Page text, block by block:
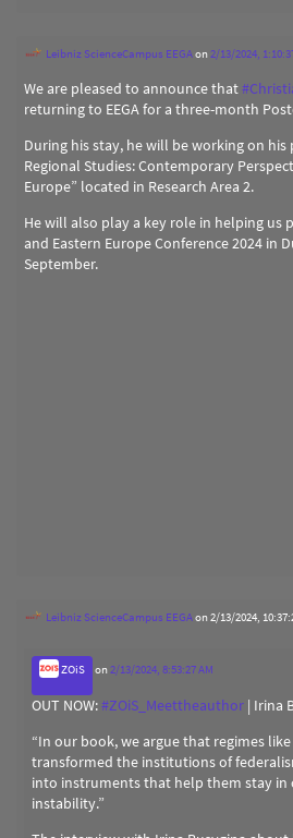
Leibniz ScienceCampus EEGAon2/13/2024,
We are pleased to announce that#
returning to EEGA for a three-month
During his stay, he will be working on
Regional Studies: Contemporary
Europe” located in Research Area 2.
He will also play a key role in helping us
and Eastern Europe Conference 2024 in
September.
Leibniz ScienceCampus EEGAon 2/13/2024,
ZOiS on2/13/2024, 8:53:27 AM
OUT NOW:#ZOiS_Meettheauthor | Irina
“In our book, we argue that regimes like
transformed the institutions of
into instruments that help them stay
instability.”